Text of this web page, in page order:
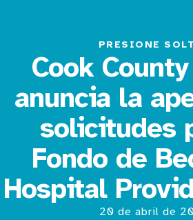
PRESIONE
Cook
anuncia la
solicitudes
Fondo de
Hospital
20 de abril de